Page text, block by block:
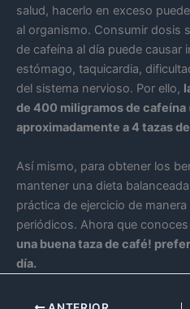
salud, hacerlo en exceso
al organismo. Consumir dosis
de cafeína al día puede causar
estómago, taquicardia,
del sistema nervioso. Por ello,
de 400 miligramos de cafeína
aproximadamente a 4 tazas
Así mismo, para obtener los
mantener una dieta
práctica de ejercicio de
periódicos. Ahora que
una buena taza de café!
día.